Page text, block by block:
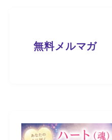
無料メルマガ